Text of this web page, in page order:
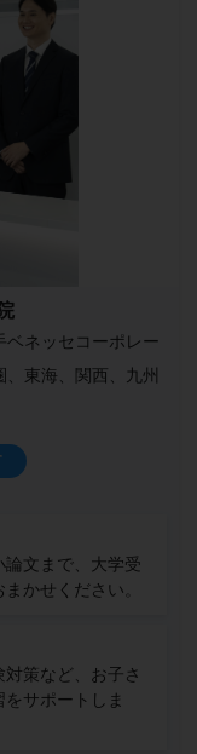
ベネッセコーポレー
東海、関西、九州
文まで、大学受
かせください。
策など、お子さ
サポートしま